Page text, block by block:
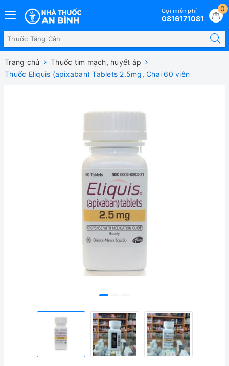
0
Gọi miễn phí
0816171081
Trang chủ
Thuốc tim mạch, huyết áp
Thuốc Eliquis (apixaban) Tablets 2.5mg, Chai 60 viên